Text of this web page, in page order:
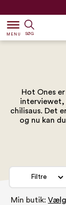
dehaze
MENU SØG
Hot Ones
interviewet,
chilisaus. Det
og nu kan
Filtre
Min butik: